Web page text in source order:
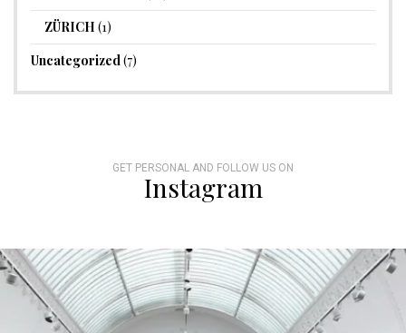
ZÜRICH (1)
Uncategorized(7)
GET PERSONAL AND FOLLOW US ON
Instagram